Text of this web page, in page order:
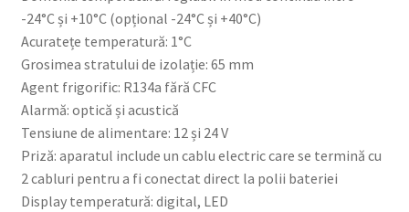
-24°C și +10°C (opțional -24°C și +40°C)
Acuratețe temperatură: 1°C
Grosimea stratului de izolație: 65 mm
Agent frigorific: R134a fără CFC
Alarmă: optică și acustică
Tensiune de alimentare: 12 și 24 V
Priză: aparatul include un cablu electric care se termină cu
2 cabluri pentru a fi conectat direct la polii bateriei
Display temperatură: digital, LED